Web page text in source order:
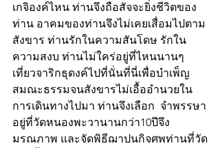
เกจิองค์ไหน ท่านจึงถือสัจจะยิ่งชีวิตของ
ท่าน อาคมของท่านจึงไม่เคยเสื่อมไปตาม
สังขาร ท่านรักในความสันโดษ รักใน
ความสงบ ท่านไม่ใคร่อยู่ที่ไหนนานๆ
เที่ยวจาริกธุดงค์ไปที่นั่นที่นี่เพื่อบำเพ็ญ
สมณะธรรมจนสังขารไม่เอื้ออำนวยใน
การเดินทางไปมา ท่านจึงเลือก  จำพรรษา
อยู่ที่วัดหนองพะวานานกว่า10ปีจึง
มรณภาพ และจัดพิธีฌาปนกิจศพท่านที่วัด